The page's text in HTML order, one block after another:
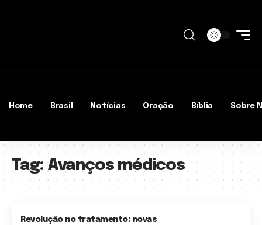
Home Brasil Notícias Oração Bíblia Sobre
Tag: Avanços médicos
Revolução no tratamento: novas